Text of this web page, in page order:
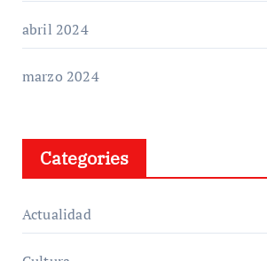
abril 2024
marzo 2024
Categories
Actualidad